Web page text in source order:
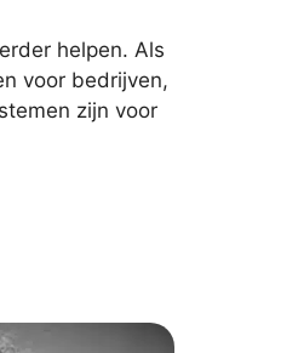
helpen. Als
voor bedrijven,
zijn voor